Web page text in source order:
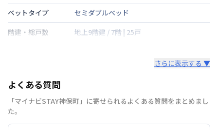
ベットタイプ
セミダブルベッド
階建・総戸数
地上9階建 / 7階 | 25戸
禁煙・喫煙
さらに表示する ▼
よくある質問
「マイナビSTAY神保町」に寄せられるよくある質問をまとめまし
た。